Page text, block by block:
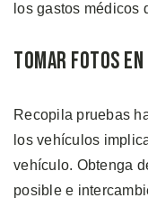
los gastos médicos
Tomar Fotos
Recopila pruebas
los vehículos
vehículo. Obtenga
posible e